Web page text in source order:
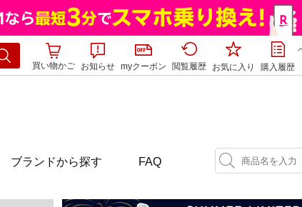
買い物かご
お知らせ myクーポン 閲覧履歴 お気に入り 購入履歴
ブランドから探す FAQ